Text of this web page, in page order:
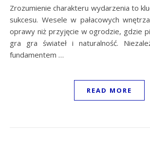
Zrozumienie charakteru wydarzenia to
sukcesu. Wesele w pałacowych
oprawy niż przyjęcie w ogrodzie, gdzie
gra gra świateł i naturalność.
fundamentem …
READ MORE